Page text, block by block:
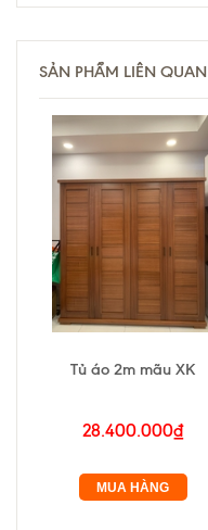
SẢN PHẨM LIÊN QUAN
Tủ áo 2m mãu XK
28.400.000₫
MUA HÀNG